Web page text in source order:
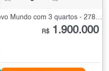
Sobrado à Venda no Jardim Novo Mundo com 3 quartos - 278 m²
R$ 1.900.000